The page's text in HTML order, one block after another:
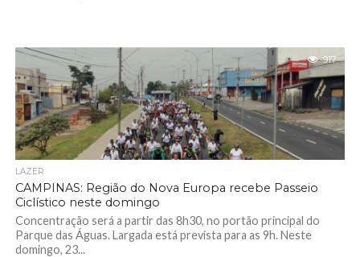
917
LAZER
CAMPINAS: Região do Nova Europa recebe Passeio
Ciclístico neste domingo
Concentração será a partir das 8h30, no portão principal do
Parque das Águas. Largada está prevista para as 9h. Neste
domingo, 23...